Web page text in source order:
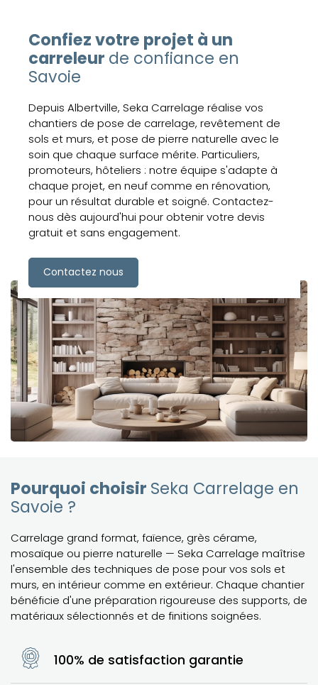
Confiez votre projet à un
carreleur de confiance en
Savoie
Depuis Albertville, Seka Carrelage réalise vos
chantiers de pose de carrelage, revêtement de
sols et murs, et pose de pierre naturelle avec le
soin que chaque surface mérite. Particuliers,
promoteurs, hôteliers : notre équipe s'adapte à
chaque projet, en neuf comme en rénovation,
pour un résultat durable et soigné. Contactez-
nous dès aujourd'hui pour obtenir votre devis
gratuit et sans engagement.
Contactez nous
Pourquoi choisir Seka Carrelage en
Savoie ?
Carrelage grand format, faïence, grès cérame,
mosaïque ou pierre naturelle — Seka Carrelage maîtrise
l'ensemble des techniques de pose pour vos sols et
murs, en intérieur comme en extérieur. Chaque chantier
bénéficie d'une préparation rigoureuse des supports, de
matériaux sélectionnés et de finitions soignées.
100% de satisfaction garantie